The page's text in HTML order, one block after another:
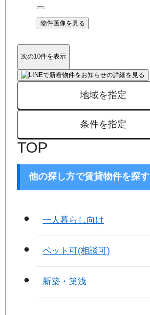
物件画像を見る
次の10件を表示
地域を指定
条件を指定
TOP
他の探し方で賃貸物件を探す
一人暮らし向け
ペット可(相談可)
新築・築浅